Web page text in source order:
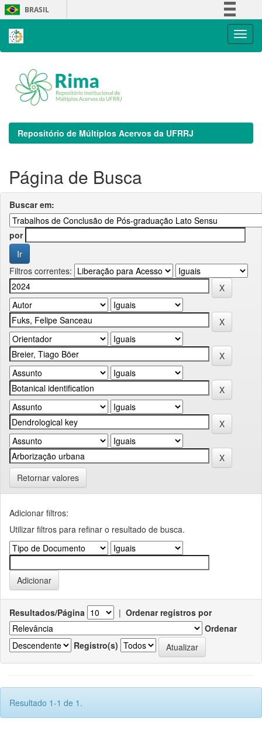
Skip
navigation
BRASIL
Repositório de Múltiplos Acervos da UFRRJ
Página de Busca
Buscar em:
por
Filtros correntes:
Retornar valores
Adicionar filtros:
Utilizar filtros para refinar o resultado de busca.
Resultados/Página | Ordenar registros por
Ordenar
Registro(s)
Resultado 1-1 de 1.